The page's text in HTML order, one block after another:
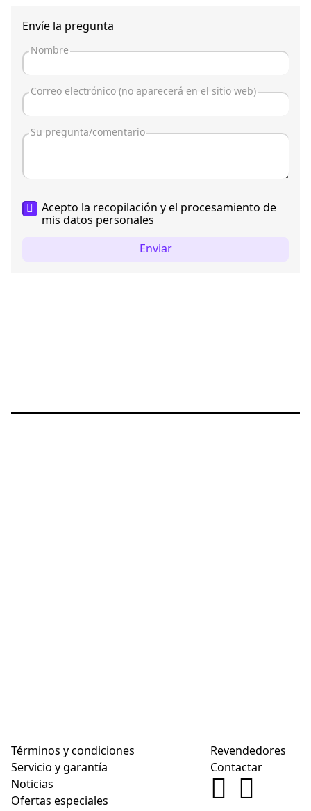
Envíe la pregunta
Acepto la recopilación y el procesamiento de
misdatos personales
Enviar
Términos y condiciones
Servicio y garantía
Noticias
Ofertas especiales
Revendedores
Contactar